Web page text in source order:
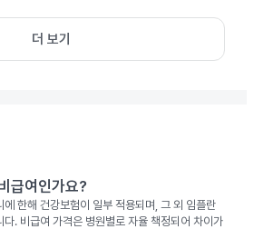
더 보기
급여인가요?
한해 건강보험이 일부 적용되며, 그 외 임플란
. 비급여 가격은 병원별로 자율 책정되어 차이가